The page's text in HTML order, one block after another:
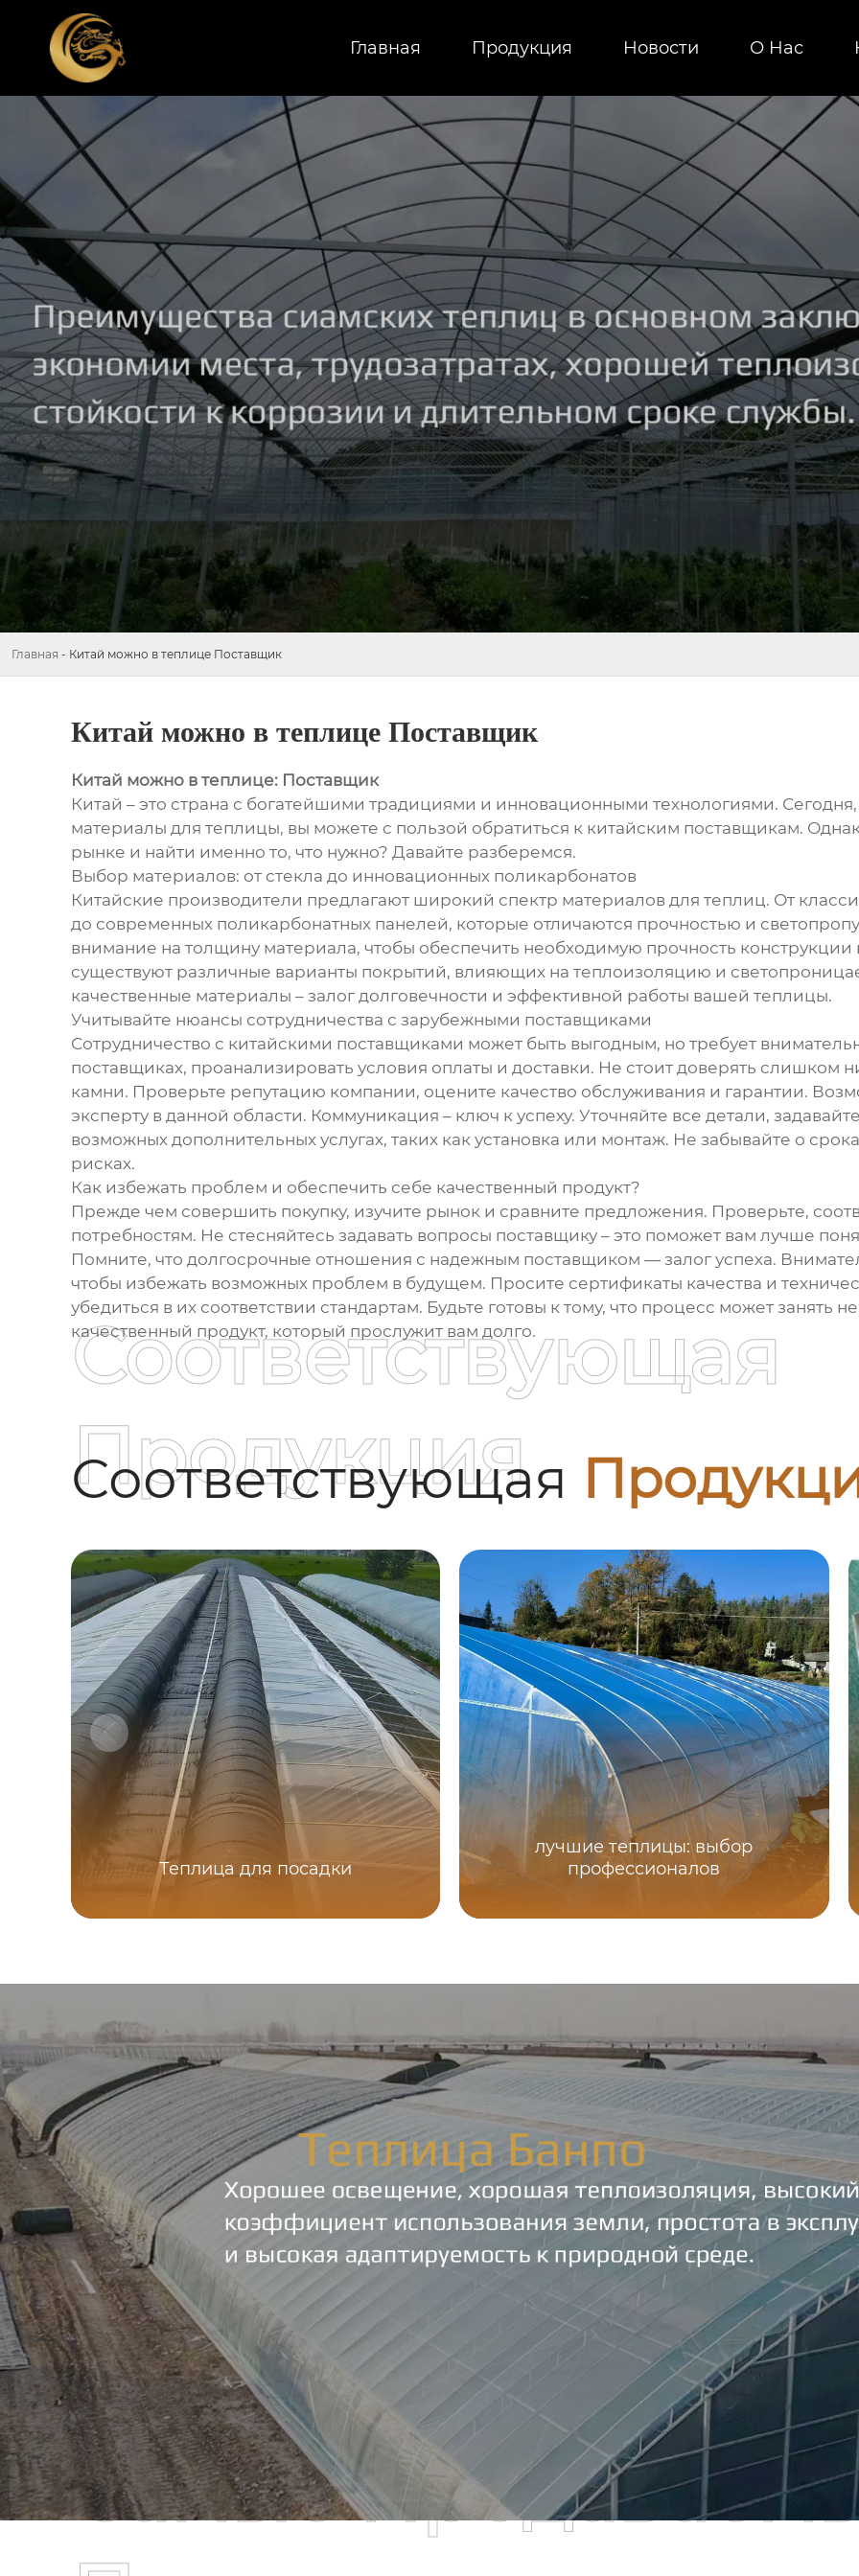
Главная Продукция Новости О Hас
Главная - Китай можно в теплице Поставщик
Китай можно в теплице Поставщик
Китай можно в теплице: Поставщик
Китай – это страна с богатейшими традициями и инновационными технологиями.
материалы для теплицы, вы можете с пользой обратиться к китайским поставщикам.
рынке и найти именно то, что нужно? Давайте разберемся.
Выбор материалов: от стекла до инновационных поликарбонатов
Китайские производители предлагают широкий спектр материалов для теплиц. От
до современных поликарбонатных панелей, которые отличаются прочностью и
внимание на толщину материала, чтобы обеспечить необходимую прочность конструкции
существуют различные варианты покрытий, влияющих на теплоизоляцию и
качественные материалы – залог долговечности и эффективной работы вашей теплицы.
Учитывайте нюансы сотрудничества с зарубежными поставщиками
Сотрудничество с китайскими поставщиками может быть выгодным, но требует
поставщиках, проанализировать условия оплаты и доставки. Не стоит доверять
камни. Проверьте репутацию компании, оцените качество обслуживания и гарантии.
эксперту в данной области. Коммуникация – ключ к успеху. Уточняйте все детали,
возможных дополнительных услугах, таких как установка или монтаж. Не забывайте о
рисках.
Как избежать проблем и обеспечить себе качественный продукт?
Прежде чем совершить покупку, изучите рынок и сравните предложения. Проверьте,
потребностям. Не стесняйтесь задавать вопросы поставщику – это поможет вам лучше
Помните, что долгосрочные отношения с надежным поставщиком — залог успеха.
чтобы избежать возможных проблем в будущем. Просите сертификаты качества и
убедиться в их соответствии стандартам. Будьте готовы к тому, что процесс может занять
качественный продукт, который прослужит вам долго.
Соответствующая
Соответствующая
Продукция
Теплица для посадки
лучшие теплицы: выбор
профессионалов
Самые